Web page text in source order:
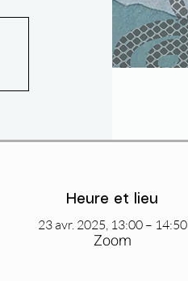
Heure et lieu
23 avr. 2025, 13:00 – 14:50
Zoom